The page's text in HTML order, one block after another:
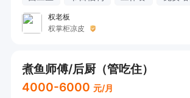
权老板
权掌柜凉皮
煮鱼师傅/后厨（管吃住）
4000-6000 元/月